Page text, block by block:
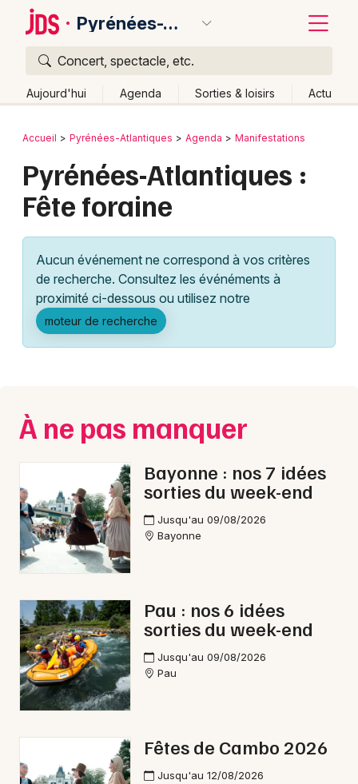
Pyrénées-Atlantiques
Concert, spectacle, etc.
Aujourd'hui Agenda Sorties & loisirs Actu
Publier un événement
Grands événements
Activité & Expérience
Manifestations
Foires & salons
Concerts
Sports
Soirées
Sorties famille
Sorties & loisirs
Fête foraine en Aquitaine
Fête foraine en Nouvelle-Aquitaine
Bordeaux
Colmar
Lille
Lyon
Marseille
Mulhouse
Nice
Paris
Strasbourg
Toulouse
Toutes les villes
Retour
Accueil Pyrénées-Atlantiques Agenda Manifestations
Pyrénées-Atlantiques :
Fête foraine
Aucun événement ne correspond à vos critères
de recherche. Consultez les événéments à
proximité ci-dessous ou utilisez notre
moteur de recherche
À ne pas manquer
Bayonne : nos 7 idées
sorties du week-end
Jusqu'au 09/08/2026
Bayonne
Pau : nos 6 idées
sorties du week-end
Jusqu'au 09/08/2026
Pau
Fêtes de Cambo 2026
Jusqu'au 12/08/2026
Quoi ?
Où ?
Près de moi
Changer de lieu
Quand ?
Aujourd'hui
Demain Ce week-end Autre